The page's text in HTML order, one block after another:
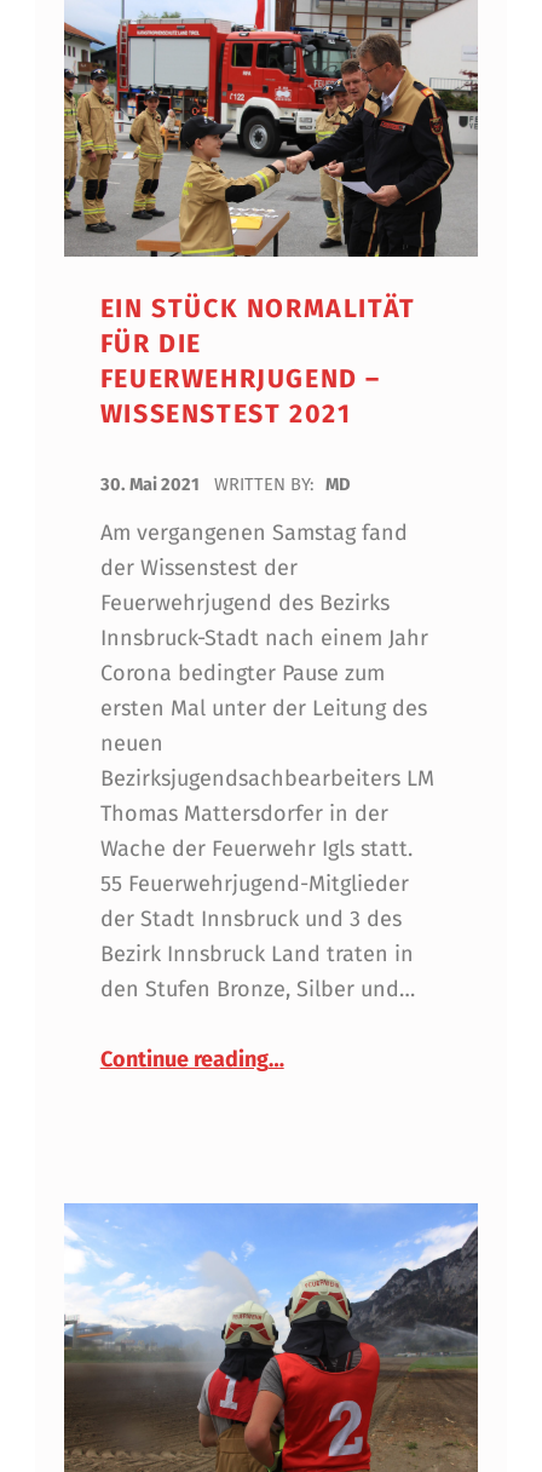
EIN STÜCK NORMALITÄT
FÜR DIE
FEUERWEHRJUGEND –
WISSENSTEST 2021
30. Mai 2021 WRITTEN BY: MD
Am vergangenen Samstag fand
der Wissenstest der
Feuerwehrjugend des Bezirks
Innsbruck-Stadt nach einem Jahr
Corona bedingter Pause zum
ersten Mal unter der Leitung des
neuen
Bezirksjugendsachbearbeiters LM
Thomas Mattersdorfer in der
Wache der Feuerwehr Igls statt.
55 Feuerwehrjugend-Mitglieder
der Stadt Innsbruck und 3 des
Bezirk Innsbruck Land traten in
den Stufen Bronze, Silber und…
Continue reading…